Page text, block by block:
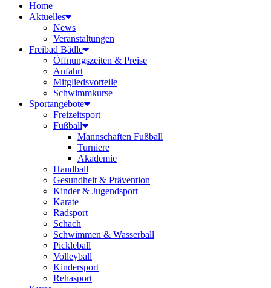
Home
Aktuelles
News
Veranstaltungen
Freibad Bädle
Öffnungszeiten & Preise
Anfahrt
Mitgliedsvorteile
Schwimmkurse
Sportangebote
Freizeitsport
Fußball
Mannschaften Fußball
Turniere
Akademie
Handball
Gesundheit & Prävention
Kinder & Jugendsport
Karate
Radsport
Schach
Schwimmen & Wasserball
Pickleball
Volleyball
Kindersport
Rehasport